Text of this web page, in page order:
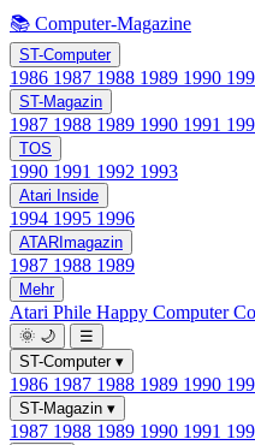
📚 Computer-Magazine
ST-Computer
1986 1987 1988 1989 1990
ST-Magazin
1987 1988 1989 1990 1991
TOS
1990 1991 1992 1993
Atari Inside
1994 1995 1996
ATARImagazin
1987 1988 1989
Mehr
Atari Phile Happy Computer
🌞 🌙
☰
ST-Computer ▾
1986 1987 1988 1989 1990
ST-Magazin ▾
1987 1988 1989 1990 1991